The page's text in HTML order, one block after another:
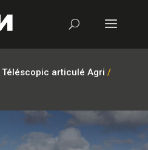
Téléscopic articulé Agri /